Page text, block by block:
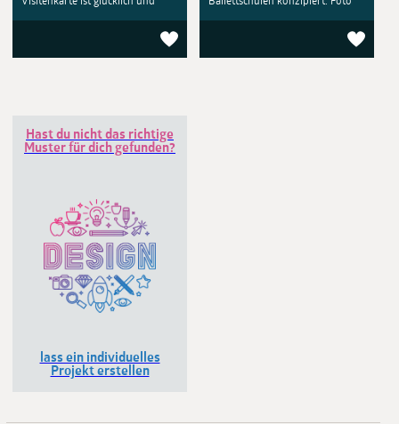
Hast du nicht das richtige
Muster für dich gefunden?
lass ein individuelles
Projekt erstellen